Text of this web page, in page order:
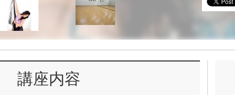
講座内容